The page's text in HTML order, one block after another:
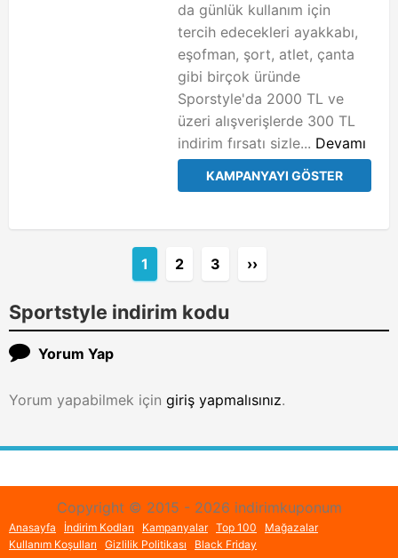
da günlük kullanım için
tercih edecekleri ayakkabı,
eşofman, şort, atlet, çanta
gibi birçok üründe
Sporstyle'da 2000 TL ve
üzeri alışverişlerde 300 TL
indirim fırsatı sizle... Devamı
KAMPANYAYI GÖSTER
1 2 3 ››
Sportstyle indirim kodu
Yorum Yap
Yorum yapabilmek için giriş yapmalısınız.
Copyright © 2015 - 2026 indirimkuponum
Anasayfa İndirim Kodları Kampanyalar Top 100
Mağazalar
Kullanım Koşulları
Gizlilik Politikası Black Friday